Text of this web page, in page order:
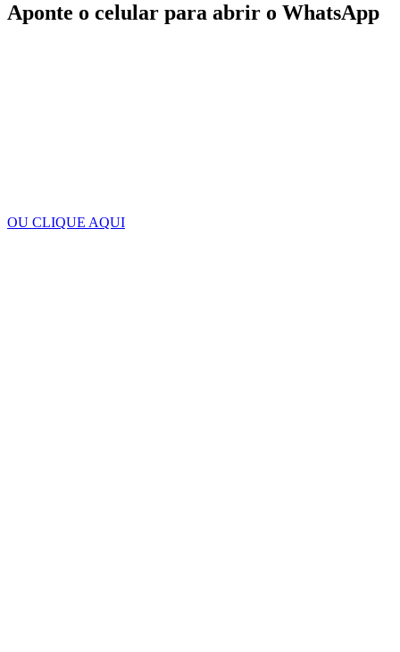
Aponte o celular para abrir o WhatsApp
OU CLIQUE AQUI